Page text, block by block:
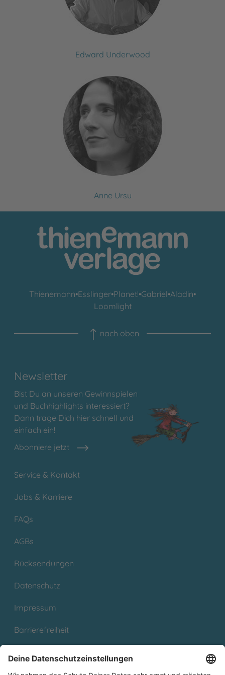
Edward Underwood
Anne Ursu
Thienemann•Esslinger•Planet!•Gabriel•Aladin•
Loomlight
nach oben
Newsletter
Bist Du an unseren Gewinnspielen
und Buchhighlights interessiert?
Dann trage Dich hier schnell und
einfach ein!
Abonniere jetzt
Service & Kontakt
Jobs & Karriere
FAQs
AGBs
Rücksendungen
Datenschutz
Impressum
Barrierefreiheit